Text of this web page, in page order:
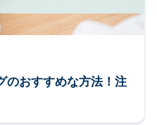
のおすすめな方法！注